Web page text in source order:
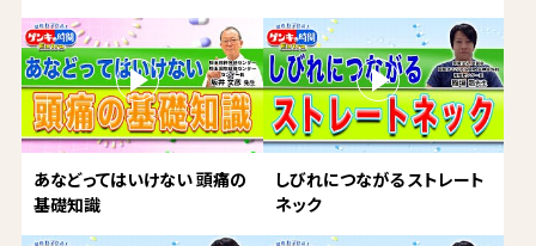
あなどってはいけない 頭痛の
基礎知識
しびれにつながる ストレート
ネック